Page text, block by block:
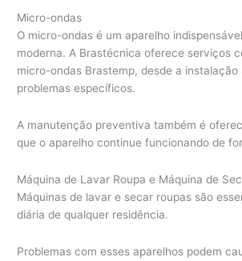
Micro-ondas
O micro-ondas é um aparelho
moderna. A Brastécnica oferece serviços
micro-ondas Brastemp, desde a
problemas específicos.
A manutenção preventiva também é
que o aparelho continue funcionando de
Máquina de Lavar Roupa e Máquina de
Máquinas de lavar e secar roupas são
diária de qualquer residência.
Problemas com esses aparelhos podem